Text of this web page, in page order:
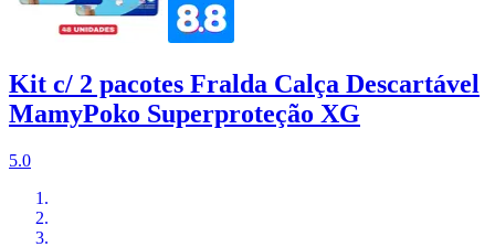
Kit c/ 2 pacotes Fralda Calça Descartável
MamyPoko Superproteção XG
5.0